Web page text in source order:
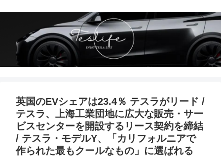
英国のEVシェアは23.4％ テスラがリード /
テスラ、上海工業団地に広大な販売・サー
ビスセンターを開設するリース契約を締結
/ テスラ・モデルY、「カリフォルニアで
作られた最もクールなもの」に選ばれる